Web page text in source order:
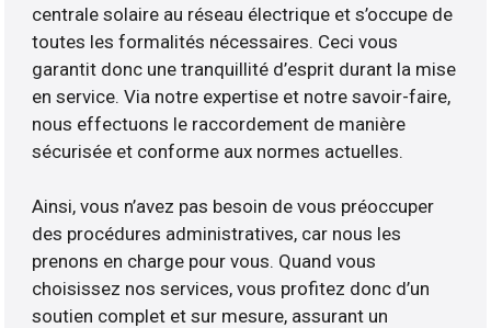
centrale solaire au réseau électrique et s’occupe de
toutes les formalités nécessaires. Ceci vous
garantit donc une tranquillité d’esprit durant la mise
en service. Via notre expertise et notre savoir-faire,
nous effectuons le raccordement de manière
sécurisée et conforme aux normes actuelles.
Ainsi, vous n’avez pas besoin de vous préoccuper
des procédures administratives, car nous les
prenons en charge pour vous. Quand vous
choisissez nos services, vous profitez donc d’un
soutien complet et sur mesure, assurant un